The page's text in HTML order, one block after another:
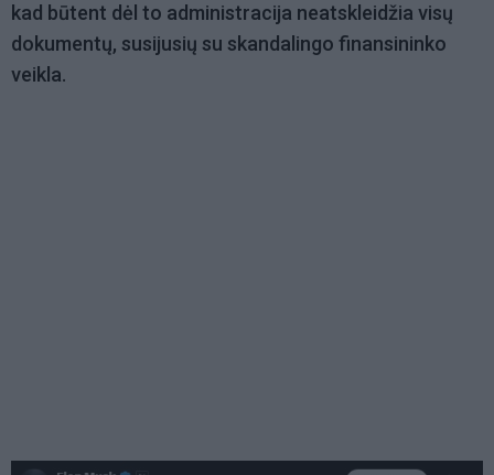
kad būtent dėl to administracija neatskleidžia visų
dokumentų, susijusių su skandalingo finansininko
veikla.